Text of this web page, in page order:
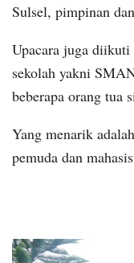
Sulsel, pimpinan
Upacara juga diikuti
sekolah yakni
beberapa orang tua
Yang menarik
pemuda dan